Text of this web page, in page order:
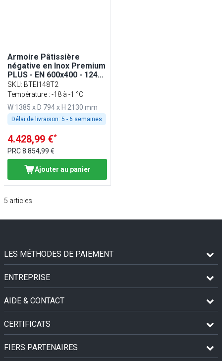
Armoire Pâtissière
négative en Inox Premium
PLUS - EN 600x400 - 1240
litres - avec 2 portes
SKU: BTEI148T2
Température : -18 à -1 °C
W 1385 x D 794 x H 2130 mm
Délai de livraison: 5 - 6 semaines
4.428,99 €*
PRC8.854,99 €
Ajouter au panier
5 articles
LES MÉTHODES DE PAIEMENT
ENTREPRISE
AIDE & CONTACT
CERTIFICATS
FIERS PARTENAIRES